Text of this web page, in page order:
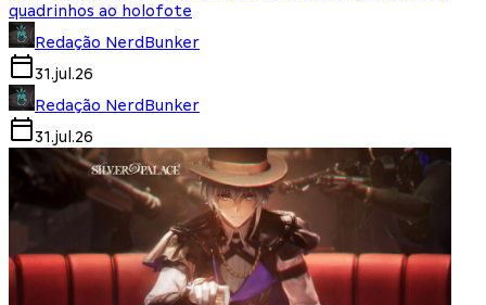
quadrinhos ao holofote
Redação NerdBunker
31.jul.26
Redação NerdBunker
31.jul.26